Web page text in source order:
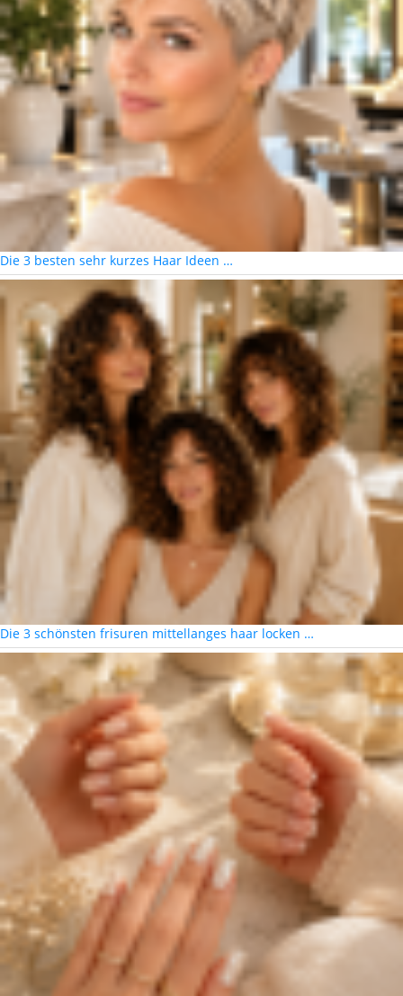
Die 3 besten sehr kurzes Haar Ideen …
Die 3 schönsten frisuren mittellanges haar locken …